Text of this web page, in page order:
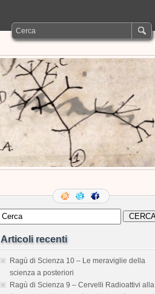
Articoli recenti
Ragù di Scienza 10 – Le meraviglie della
scienza a posteriori
Ragù di Scienza 9 – Cervelli Radioattivi alla